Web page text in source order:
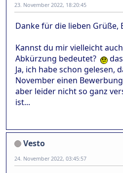
23. November 2022, 18:20:45
Danke für die lieben Grüße,
Kannst du mir vielleicht
Abkürzung bedeutet?
Ja, ich habe schon gelesen,
November einen
aber leider nicht so ganz
ist...
Vesto
24. November 2022, 03:45:57